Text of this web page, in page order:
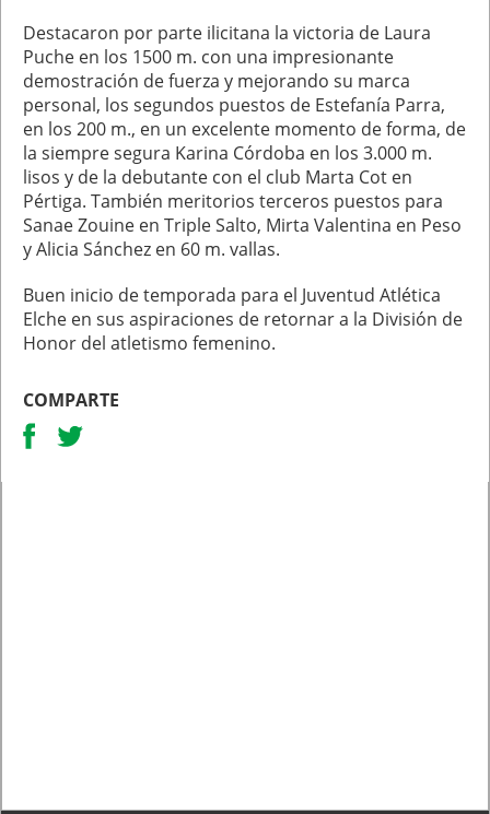
Destacaron por parte ilicitana la victoria de Laura
Puche en los 1500 m. con una impresionante
demostración de fuerza y mejorando su marca
personal, los segundos puestos de Estefanía Parra,
en los 200 m., en un excelente momento de forma, de
la siempre segura Karina Córdoba en los 3.000 m.
lisos y de la debutante con el club Marta Cot en
Pértiga. También meritorios terceros puestos para
Sanae Zouine en Triple Salto, Mirta Valentina en Peso
y Alicia Sánchez en 60 m. vallas.
Buen inicio de temporada para el Juventud Atlética
Elche en sus aspiraciones de retornar a la División de
Honor del atletismo femenino.
COMPARTE